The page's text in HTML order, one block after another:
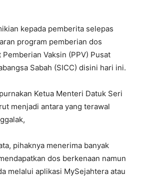
kepada pemberita selepas
program pemberian dos
Vaksin (PPV) Pusat
Sabah (SICC) disini hari ini.
Ketua Menteri Datuk Seri
menjadi antara yang terawal
pihaknya menerima banyak
dos berkenaan namun
melalui aplikasi MySejahtera atau